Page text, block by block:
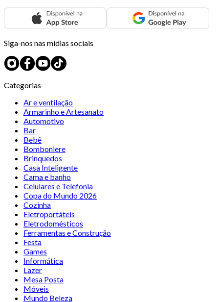
Siga-nos nas mídias sociais
Categorias
Ar e ventilação
Armarinho e Artesanato
Automotivo
Bar
Bebê
Bomboniere
Brinquedos
Casa Inteligente
Cama e banho
Celulares e Telefonia
Copa do Mundo 2026
Cozinha
Eletroportáteis
Eletrodomésticos
Ferramentas e Construção
Festa
Games
Informática
Lazer
Mesa Posta
Móveis
Mundo Beleza